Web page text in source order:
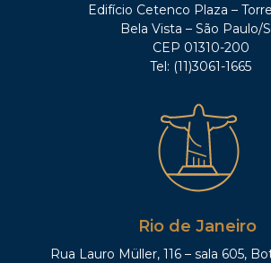
Edifício Cetenco Plaza –
Bela Vista – São Paulo/
CEP 01310-200
Tel: (11)3061-1665
Rio de Janeiro
Rua Lauro Müller, 116 – sala 605,